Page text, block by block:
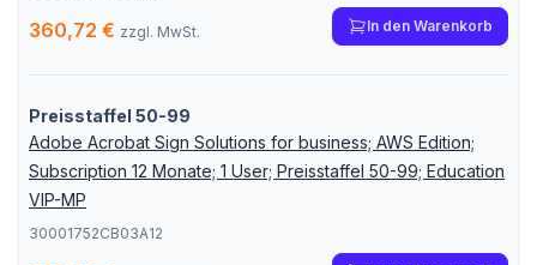
360,72 € zzgl. MwSt. In den Warenkorb
Preisstaffel 50-99
Adobe Acrobat Sign Solutions for business; AWS Edition;
Subscription 12 Monate; 1 User; Preisstaffel 50-99; Education
VIP-MP
30001752CB03A12